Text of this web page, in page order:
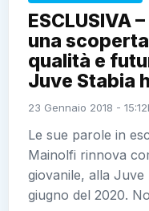
ESCLUSIVA
una
qualità e
Juve Stabia
23 Gennaio 2018 - 15:12
Le sue parole in
Mainolfi rinnova
giovanile, alla
giugno del 2020.